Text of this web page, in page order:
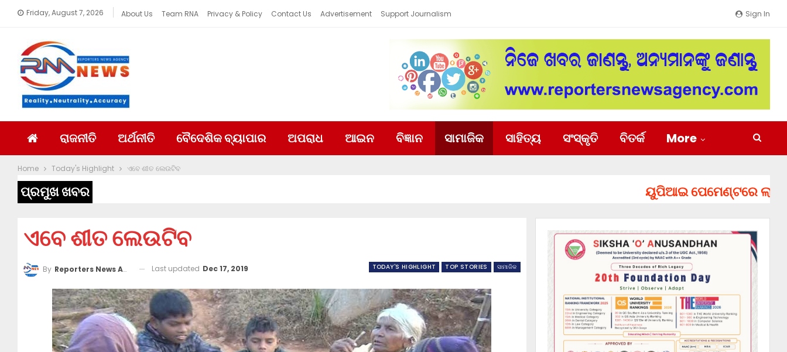
Sign In
Friday, August 7, 2026 About Us Team RNA Privacy & Policy Contact Us Advertisement Support Journalism
ରାଜନୀତି ଅର୍ଥନୀତି ବୈଦେଶିକ ବ୍ୟାପାର ଅପରାଧ ଆଇନ ବିଜ୍ଞାନ ସାମାଜିକ ସାହିତ୍ୟ ସଂସ୍କୃତି ବିତର୍କ More
Home Today's Highlight ଏବେ ଶୀତ ଲେଉଟିବ
ପ୍ରମୁଖ ଖବର ୟୁପିଆଇ ପେମେଣ୍ଟରେ
ଏବେ ଶୀତ ଲେଉଟିବ
TODAY'S HIGHLIGHT TOP STORIES ସାମାଜିକ
By Reporters News Agency Last updated Dec 17, 2019